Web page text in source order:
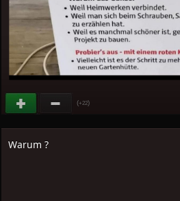
(+22)
Warum ?